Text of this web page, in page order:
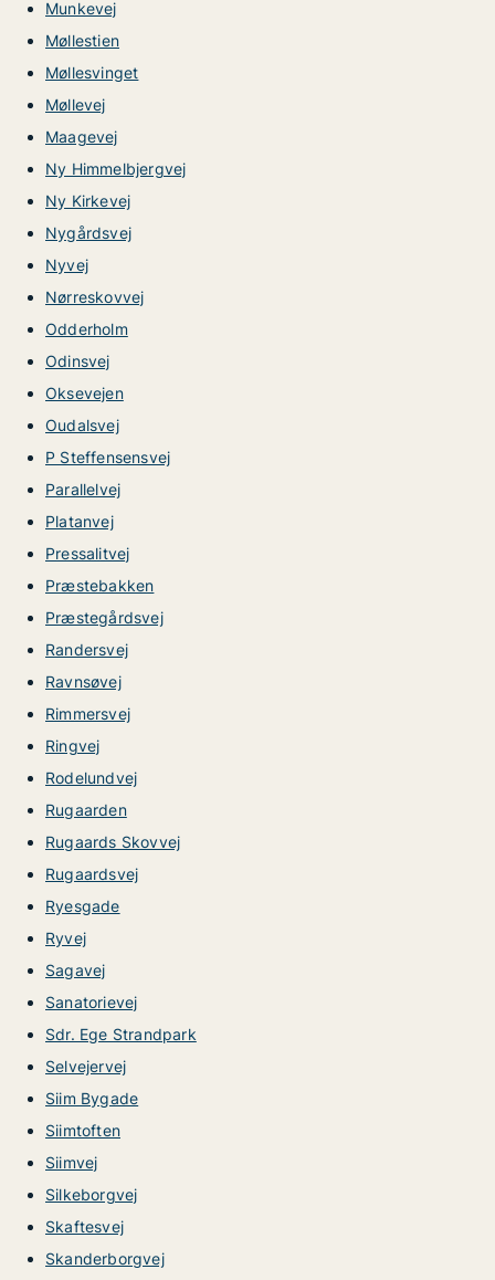
Munkevej
Møllestien
Møllesvinget
Møllevej
Maagevej
Ny Himmelbjergvej
Ny Kirkevej
Nygårdsvej
Nyvej
Nørreskovvej
Odderholm
Odinsvej
Oksevejen
Oudalsvej
P Steffensensvej
Parallelvej
Platanvej
Pressalitvej
Præstebakken
Præstegårdsvej
Randersvej
Ravnsøvej
Rimmersvej
Ringvej
Rodelundvej
Rugaarden
Rugaards Skovvej
Rugaardsvej
Ryesgade
Ryvej
Sagavej
Sanatorievej
Sdr. Ege Strandpark
Selvejervej
Siim Bygade
Siimtoften
Siimvej
Silkeborgvej
Skaftesvej
Skanderborgvej